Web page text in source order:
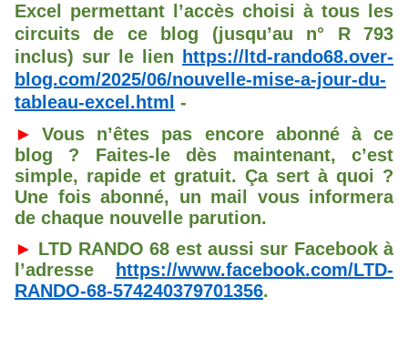
Excel permettant l’accès choisi à tous les
circuits de ce blog (jusqu’au n° R 793
inclus) sur le lien
https://ltd-rando68.over-
blog.com/2025/06/nouvelle-mise-a-jour-du-
tableau-excel.html -
►
Vous n’êtes pas encore abonné à ce
blog ? Faites-le dès maintenant, c’est
simple, rapide et gratuit. Ça sert à quoi ?
Une fois abonné, un mail vous informera
de chaque nouvelle parution.
► LTD RANDO 68 est aussi sur Facebook à
l’adresse
https://www.facebook.com/LTD-
RANDO-68-574240379701356.